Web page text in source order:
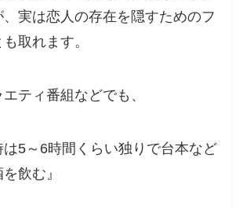
実は恋人の存在を隠すためのフ
取れます。
ティ番組などでも、
は5～6時間くらい独りで台本など
飲む』